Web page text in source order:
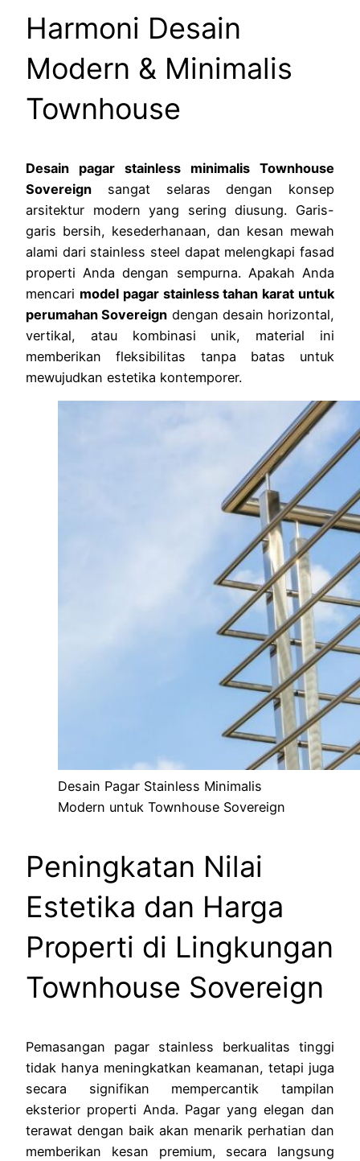
Harmoni Desain
Modern & Minimalis
Townhouse
Desain pagar stainless minimalis Townhouse
Sovereign sangat selaras dengan konsep
arsitektur modern yang sering diusung. Garis-
garis bersih, kesederhanaan, dan kesan mewah
alami dari stainless steel dapat melengkapi fasad
properti Anda dengan sempurna. Apakah Anda
mencari model pagar stainless tahan karat untuk
perumahan Sovereign dengan desain horizontal,
vertikal, atau kombinasi unik, material ini
memberikan fleksibilitas tanpa batas untuk
mewujudkan estetika kontemporer.
Desain Pagar Stainless Minimalis
Modern untuk Townhouse Sovereign
Peningkatan Nilai
Estetika dan Harga
Properti di Lingkungan
Townhouse Sovereign
Pemasangan pagar stainless berkualitas tinggi
tidak hanya meningkatkan keamanan, tetapi juga
secara signifikan mempercantik tampilan
eksterior properti Anda. Pagar yang elegan dan
terawat dengan baik akan menarik perhatian dan
memberikan kesan premium, secara langsung